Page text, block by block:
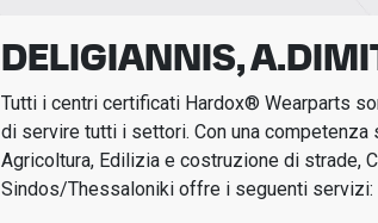
DELIGIANNIS,
Tutti i centri certificati Hardox® Wearparts
di servire tutti i settori. Con una
Agricoltura, Edilizia e costruzione di strade,
Sindos/thessalonikioffre i seguenti servizi: